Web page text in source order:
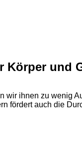
Körper und
wir ihnen zu wenig
fördert auch die